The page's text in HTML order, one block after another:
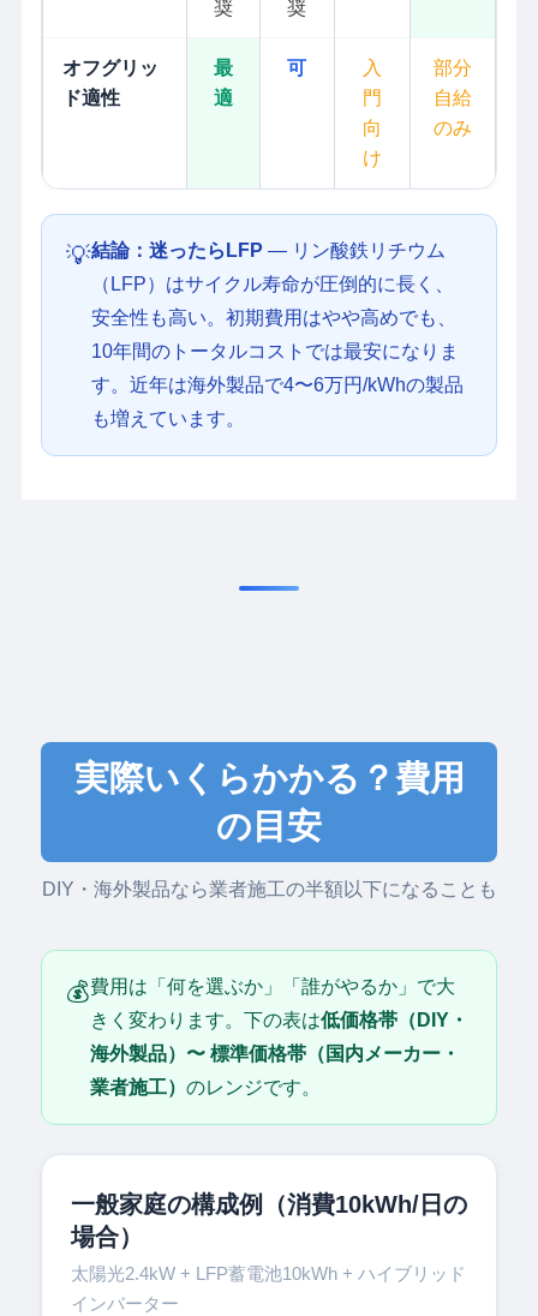
奨 奨
オフグリッ
ド適性
最
適
可
入
門
向
け
部分
自給
のみ
💡結論：迷ったらLFP — リン酸鉄リチウム
（LFP）はサイクル寿命が圧倒的に長く、
安全性も高い。初期費用はやや高めでも、
10年間のトータルコストでは最安になりま
す。近年は海外製品で4〜6万円/kWhの製品
も増えています。
実際いくらかかる？費用
の目安
DIY・海外製品なら業者施工の半額以下になることも
💰費用は「何を選ぶか」「誰がやるか」で大
きく変わります。下の表は低価格帯（DIY・
海外製品）〜 標準価格帯（国内メーカー・
業者施工） のレンジです。
一般家庭の構成例（消費10kWh/日の
場合）
太陽光2.4kW + LFP蓄電池10kWh + ハイブリッド
インバーター